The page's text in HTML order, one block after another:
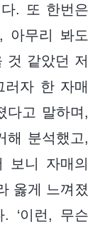
. 또 한번은
아무리 봐도
것 같았던 저
러자 한 자매
다고 말하며,
해 분석했고,
보니 자매의
옳게 느껴졌
‘이런, 무슨